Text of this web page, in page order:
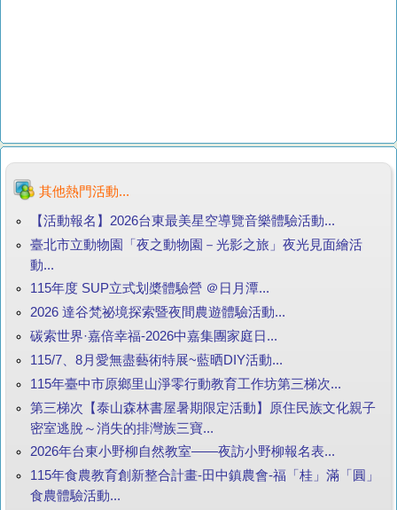
其他熱門活動...
【活動報名】2026台東最美星空導覽音樂體驗活動...
臺北市立動物園「夜之動物園－光影之旅」夜光見面繪活
動...
115年度 SUP立式划槳體驗營 ＠日月潭...
2026 達谷梵祕境探索暨夜間農遊體驗活動...
碳索世界·嘉倍幸福-2026中嘉集團家庭日...
115/7、8月愛無盡藝術特展~藍晒DIY活動...
115年臺中市原鄉里山淨零行動教育工作坊第三梯次...
第三梯次【泰山森林書屋暑期限定活動】原住民族文化親子
密室逃脫～消失的排灣族三寶...
2026年台東小野柳自然教室——夜訪小野柳報名表...
115年食農教育創新整合計畫-田中鎮農會-福「桂」滿「圓」
食農體驗活動...